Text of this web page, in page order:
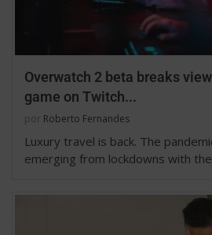
Overwatch 2 beta breaks
game on Twitch...
por Roberto Fernandes
Luxury travel is back. The
emerging from lockdowns with